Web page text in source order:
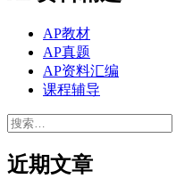
AP教材
AP真题
AP资料汇编
课程辅导
搜
近期文章